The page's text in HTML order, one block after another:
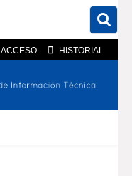
ACCESO HISTORIAL
En el sitio